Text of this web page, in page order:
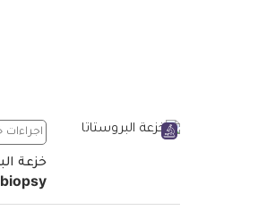
اجراءات
biopsy